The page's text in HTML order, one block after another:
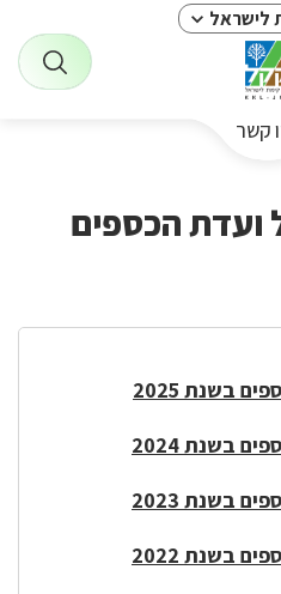
לישראל
קשר
ועדת הכספים
בשנת 2025
בשנת 2024
בשנת 2023
בשנת 2022